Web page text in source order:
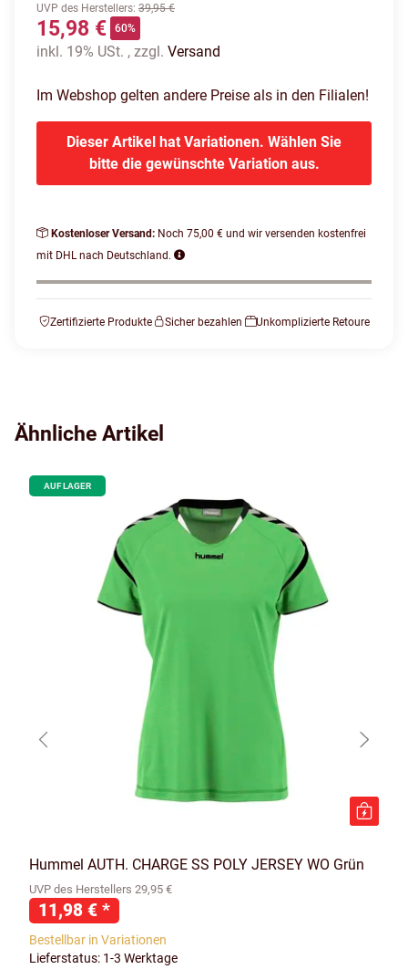
UVP des Herstellers: 39,95 €
15,98 € 60%
inkl. 19% USt. , zzgl. Versand
Im Webshop gelten andere Preise als in den Filialen!
Dieser Artikel hat Variationen. Wählen Sie
bitte die gewünschte Variation aus.
Kostenloser Versand: Noch 75,00 € und wir versenden kostenfrei
mit DHL nach Deutschland.
Zertifizierte Produkte Sicher bezahlen Unkomplizierte Retoure
Ähnliche Artikel
AUF LAGER
Hummel AUTH. CHARGE SS POLY JERSEY WO Grün
UVP des Herstellers 29,95 €
11,98 € *
Bestellbar in Variationen
Lieferstatus: 1-3 Werktage